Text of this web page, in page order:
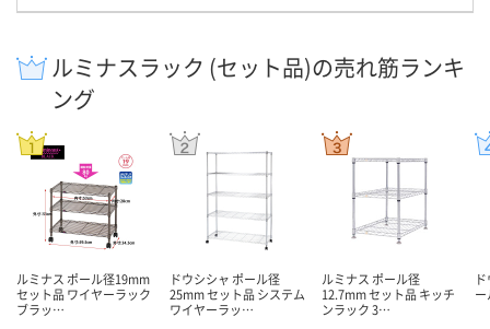
ルミナスラック (セット品)の売れ筋ランキ
ング
ルミナス ポール径19mm
セット品 ワイヤーラック
ブラッ…
ドウシシャ ポール径
25mm セット品 システム
ワイヤーラッ…
ルミナス ポール径
12.7mm セット品 キッチ
ンラック 3…